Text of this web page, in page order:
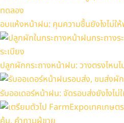
อบแห้งหน้าฝน: คุมความชื้นยังไงไม่ใ
ปลูกผักกระถางหน้าฝน: วางตรงไหนไ
รับออเดอร์หน้าฝน: จัดรอบส่งยังไงไม่